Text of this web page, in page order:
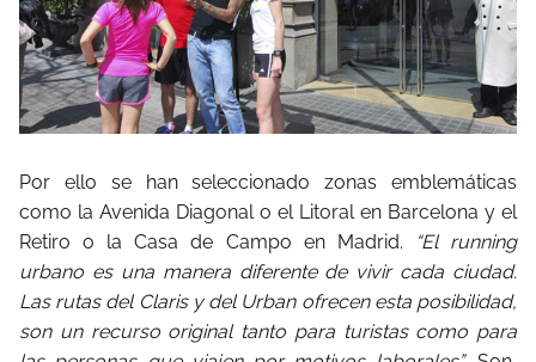
Por ello se han seleccionado zonas emblemáticas
como la Avenida Diagonal o el Litoral en Barcelona y el
Retiro o la Casa de Campo en Madrid.
“El running
urbano es una manera diferente de vivir cada ciudad.
Las rutas del Claris y del Urban ofrecen esta posibilidad,
son un recurso original tanto para turistas como para